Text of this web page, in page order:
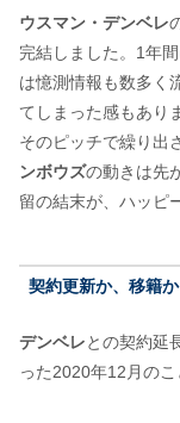
ウスマン・デンベレ
完結しました。1年
は憶測情報も数多く
てしまった感もあり
そのピッチで繰り出
ンボウズの動きは先
留の結末が、ハッピ
契約更新か、移籍か
デンベレとの契約延
った2020年12月のこ